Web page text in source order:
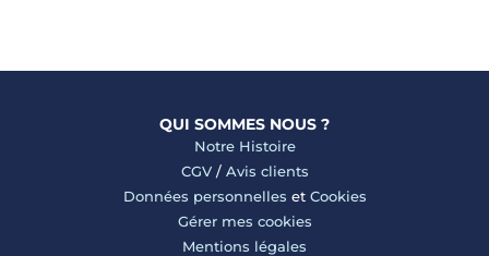
QUI SOMMES NOUS ?
Notre Histoire
CGV/ Avis clients
Données personnelles et Cookies
Gérer mes cookies
Mentions légales